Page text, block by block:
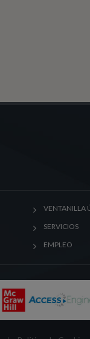
VENTANILLA
SERVICIOS
EMPLEO